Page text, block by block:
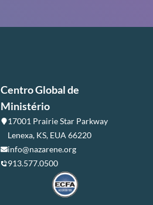
Centro Global de
Ministério
17001 Prairie Star Parkway
Lenexa, KS, EUA 66220
info@nazarene.org
913.577.0500